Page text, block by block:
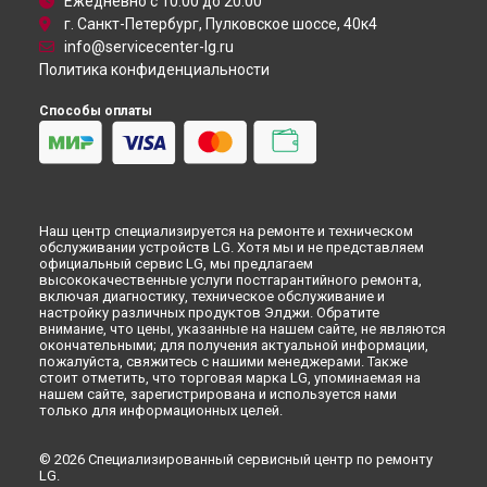
г. Санкт-Петербург, Пулковское шоссе, 40к4
info@servicecenter-lg.ru
Политика конфиденциальности
Способы оплаты
Наш центр специализируется на ремонте и техническом
обслуживании устройств LG. Хотя мы и не представляем
официальный сервис LG, мы предлагаем
высококачественные услуги постгарантийного ремонта,
включая диагностику, техническое обслуживание и
настройку различных продуктов Элджи. Обратите
внимание, что цены, указанные на нашем сайте, не являются
окончательными; для получения актуальной информации,
пожалуйста, свяжитесь с нашими менеджерами. Также
стоит отметить, что торговая марка LG, упоминаемая на
нашем сайте, зарегистрирована и используется нами
только для информационных целей.
© 2026 Специализированный сервисный центр по ремонту
LG.